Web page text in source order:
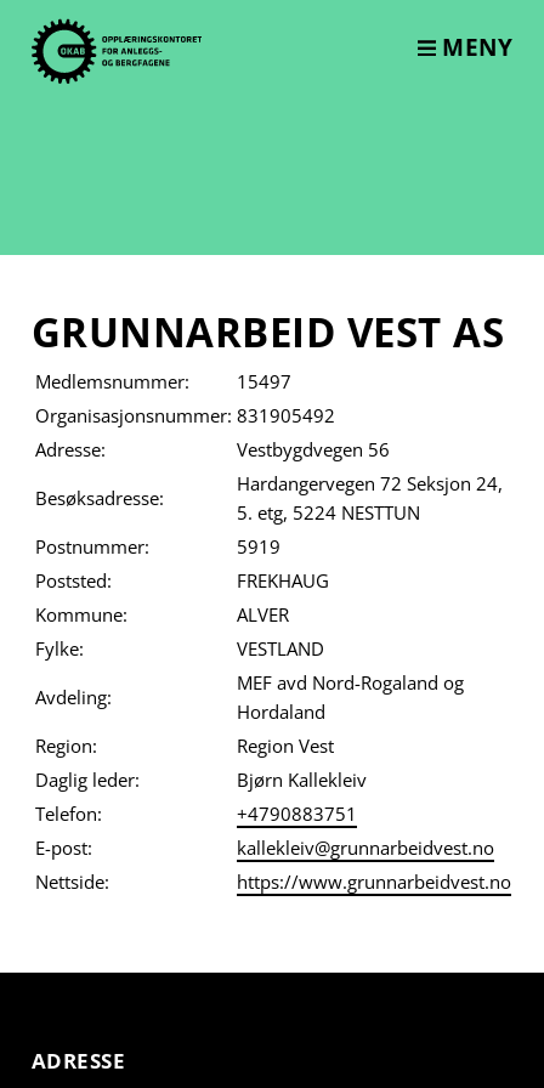
content
MENY
GRUNNARBEID VEST AS
Medlemsnummer:
15497
Organisasjonsnummer: 831905492
Adresse:
Vestbygdvegen 56
Besøksadresse:
Hardangervegen 72 Seksjon 24,
5. etg, 5224 NESTTUN
Postnummer:
5919
Poststed:
FREKHAUG
Kommune:
ALVER
Fylke:
VESTLAND
Avdeling:
MEF avd Nord-Rogaland og
Hordaland
Region:
Region Vest
Daglig leder:
Bjørn Kallekleiv
Telefon:
+4790883751
E-post:
kallekleiv@grunnarbeidvest.no
Nettside:
https://www.grunnarbeidvest.no
ADRESSE